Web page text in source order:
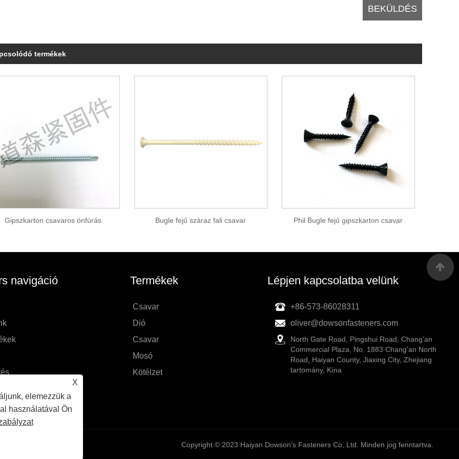
termékek
Gipszkarton csavaros önfúrás Bugle fejű száraz fali csavar Phil Bugle fejű gipszkarton csavar
X
elemezzük a
használatával Ön
navigáció
kapcsolatba velünk
Termékek
Csavar
Dió
Csavar
Mosó
Kötélzet
Lépjen kapcsolatba velünk
+86-573-86028311
oliver@dowsonfasteners.com
North Gate Road, Pingshui Road, Chang'an
Commercial Plaza, No. 1883 Chang'an North
Road, Haiyan County, Jiaxing City, Zhejiang
tartomány, Kína
Copyright © 2023 Haiyan Dowson's Fasteners Co,.Ltd. Minden jog fenntartva.